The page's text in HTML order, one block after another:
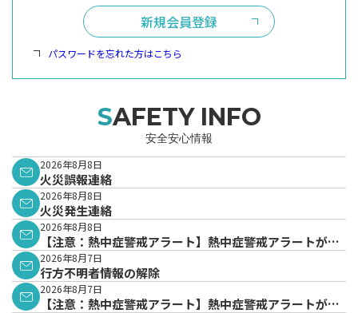
新規会員登録
パスワードを忘れた方はこちら
SAFETY INFO
安全安心情報
2026年8月8日
火災誤報連絡
2026年8月8日
火災発生連絡
2026年8月8日
【注意：熱中症警戒アラート】熱中症警戒アラートが発
表されています。
2026年8月7日
行方不明者情報の解除
2026年8月7日
【注意：熱中症警戒アラート】熱中症警戒アラートが発